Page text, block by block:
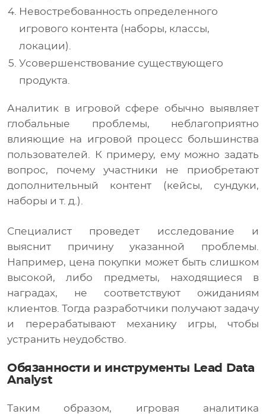
Невостребованность определенного
игрового контента (наборы, классы,
локации).
Усовершенствование существующего
продукта.
Аналитик в игровой сфере обычно выявляет
глобальные проблемы, неблагоприятно
влияющие на игровой процесс большинства
пользователей. К примеру, ему можно задать
вопрос, почему участники не приобретают
дополнительный контент (кейсы, сундуки,
наборы и т. д.).
Специалист проведет исследование и
выяснит причину указанной проблемы.
Например, цена покупки может быть слишком
высокой, либо предметы, находящиеся в
наградах, не соответствуют ожиданиям
клиентов. Тогда разработчики получают задачу
и перерабатывают механику игры, чтобы
устранить неудобство.
Обязанности и инструменты Lead Data
Analyst
Таким образом, игровая аналитика